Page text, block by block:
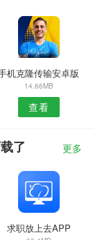
机克隆传输安卓版
14.66MB
查看
了 更多
求职放上去APP